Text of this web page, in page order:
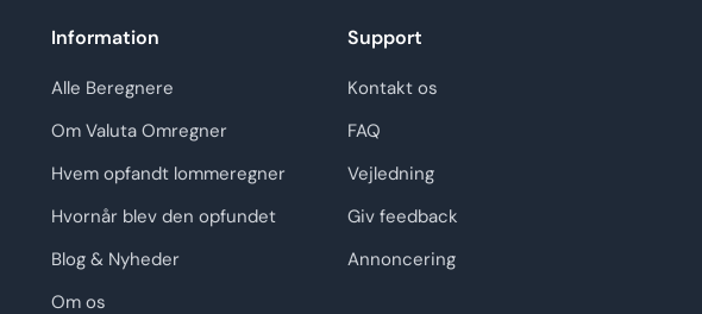
Information
Alle Beregnere
Om Valuta Omregner
Hvem opfandt lommeregner
Hvornår blev den opfundet
Blog & Nyheder
Om os
Support
Kontakt os
FAQ
Vejledning
Giv feedback
Annoncering